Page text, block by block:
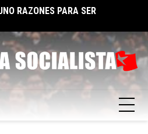
RAZONES PARA SER